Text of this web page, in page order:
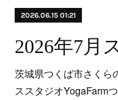
2026.06.15 01:21
2026年7月
茨城県つくば市さくら
ススタジオYogaFarm